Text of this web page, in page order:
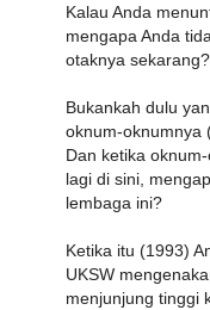
Kalau Anda
mengapa Anda
otaknya sekarang?
Bukankah dulu
oknum-oknumnya
Dan ketika
lagi di sini,
lembaga ini?
Ketika itu (1993)
UKSW
menjunjung tinggi